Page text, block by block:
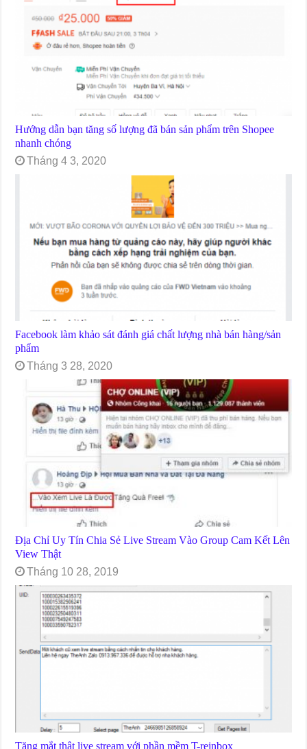
Hướng dẫn bạn tăng số lượng đã bán sản phẩm trên Shopee
nhanh chóng
Tháng 4 3, 2020
Facebook làm khảo sát đánh giá chất lượng nhà bán hàng/sản
phẩm
Tháng 3 28, 2020
Địa Chỉ Uy Tín Chia Sẻ Live Stream Vào Group Cam Kết Lên
View Thật
Tháng 10 28, 2019
Tăng mắt thật live stream với phần mềm T-reinbox